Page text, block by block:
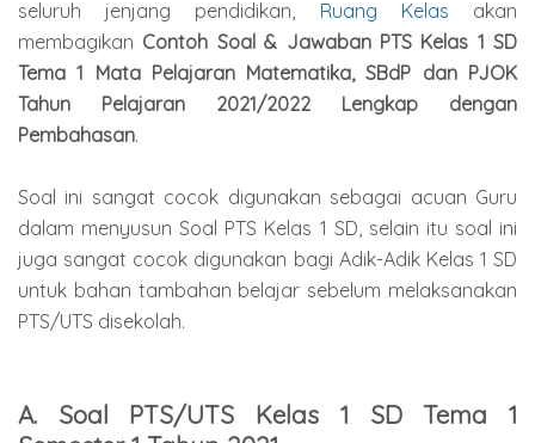
seluruh jenjang pendidikan, Ruang Kelas akan
membagikan Contoh Soal & Jawaban PTS Kelas 1 SD
Tema 1 Mata Pelajaran Matematika, SBdP dan PJOK
Tahun Pelajaran 2021/2022 Lengkap dengan
Pembahasan.
Soal ini sangat cocok digunakan sebagai acuan Guru
dalam menyusun Soal PTS Kelas 1 SD, selain itu soal ini
juga sangat cocok digunakan bagi Adik-Adik Kelas 1 SD
untuk bahan tambahan belajar sebelum melaksanakan
PTS/UTS disekolah.
A. Soal PTS/UTS Kelas 1 SD Tema 1